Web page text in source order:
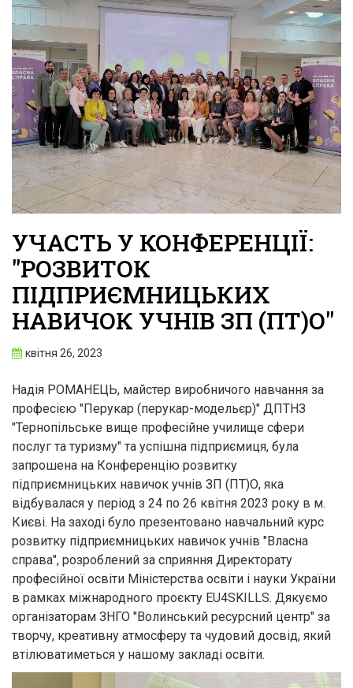
УЧАСТЬ У КОНФЕРЕНЦІЇ:
"РОЗВИТОК
ПІДПРИЄМНИЦЬКИХ
НАВИЧОК УЧНІВ ЗП (ПТ)О"
квітня 26, 2023
Надія РОМАНЕЦЬ, майстер виробничого навчання за
професією "Перукар (перукар-модельєр)" ДПТНЗ
"Тернопільське вище професійне училище сфери
послуг та туризму" та успішна підприємиця, була
запрошена на Конференцію розвитку
підприємницьких навичок учнів ЗП (ПТ)О, яка
відбувалася у період з 24 по 26 квітня 2023 року в м.
Києві. На заході було презентовано навчальний курс
розвитку підприємницьких навичок учнів "Власна
справа", розроблений за сприяння Директорату
професійної освіти Міністерства освіти і науки України
в рамках міжнародного проєкту EU4SKILLS. Дякуємо
організаторам ЗНГО "Волинський ресурсний центр" за
творчу, креативну атмосферу та чудовий досвід, який
втілюватиметься у нашому закладі освіти.